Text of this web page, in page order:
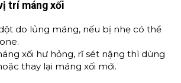
trí máng xối
do lủng máng, nếu bị nhẹ có thể
xối hư hỏng, rĩ sét nặng thì dùng
thay lại máng xối mới.